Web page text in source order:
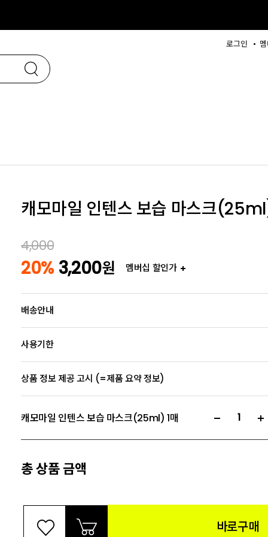
로그인
캐모마일 인텐스 보습 마스크
4,000
20% 3,200원 멤버십 할인가
배송안내
사용기한
상품 정보 제공 고시 (=제품 요약 정보)
캐모마일 인텐스 보습 마스크(25ml) 1매
총 상품 금액
바로구매